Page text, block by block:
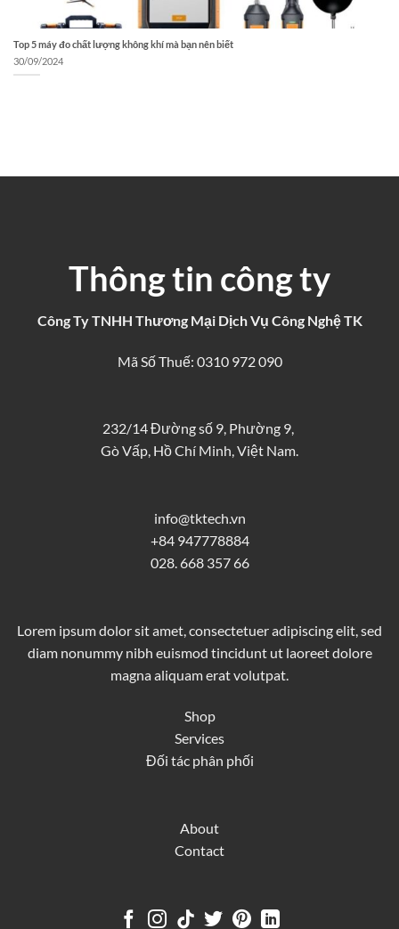
Top 5 máy đo chất lượng không khí mà bạn nên biết
30/09/2024
Thông tin công ty
Công Ty TNHH Thương Mại Dịch Vụ Công Nghệ TK
Mã Số Thuế: 0310 972 090
232/14 Đường số 9, Phường 9,
Gò Vấp, Hồ Chí Minh, Việt Nam.
info@tktech.vn
+84 947778884
028. 668 357 66
Lorem ipsum dolor sit amet, consectetuer adipiscing elit, sed
diam nonummy nibh euismod tincidunt ut laoreet dolore
magna aliquam erat volutpat.
Shop
Services
Đối tác phân phối
About
Contact